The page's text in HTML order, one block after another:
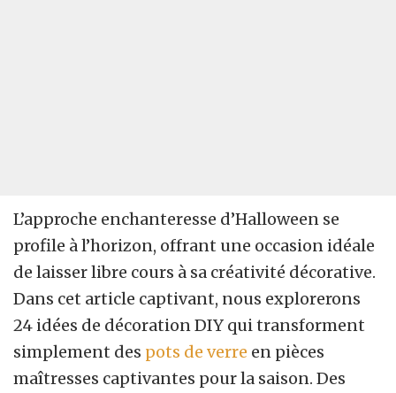
L’approche enchanteresse d’Halloween se
profile à l’horizon, offrant une occasion idéale
de laisser libre cours à sa créativité décorative.
Dans cet article captivant, nous explorerons
24 idées de décoration DIY qui transforment
simplement des pots de verre en pièces
maîtresses captivantes pour la saison. Des